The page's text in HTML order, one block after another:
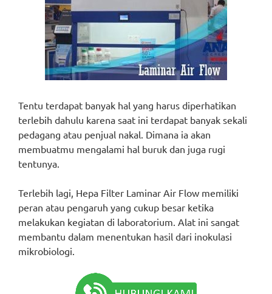
Tentu terdapat banyak hal yang harus diperhatikan
terlebih dahulu karena saat ini terdapat banyak sekali
pedagang atau penjual nakal. Dimana ia akan
membuatmu mengalami hal buruk dan juga rugi
tentunya.
Terlebih lagi, Hepa Filter Laminar Air Flow memiliki
peran atau pengaruh yang cukup besar ketika
melakukan kegiatan di laboratorium. Alat ini sangat
membantu dalam menentukan hasil dari inokulasi
mikrobiologi.